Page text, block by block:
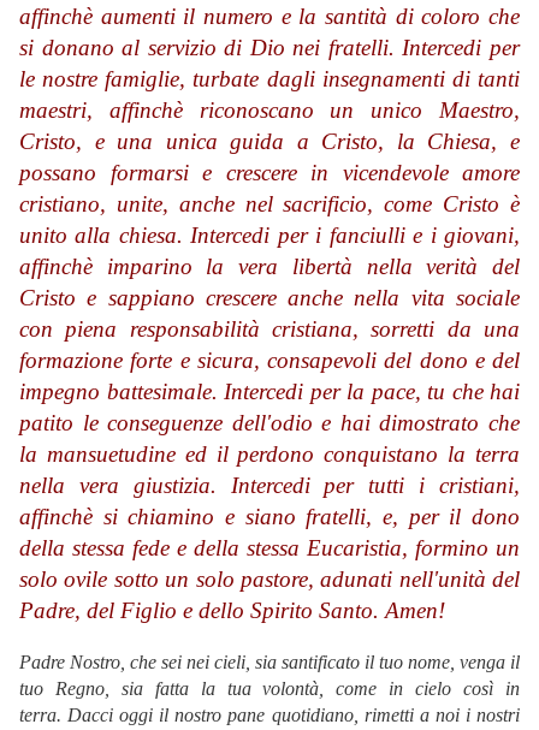
affinchè aumenti il numero e la santità di coloro che
si donano al servizio di Dio nei fratelli. Intercedi per
le nostre famiglie, turbate dagli insegnamenti di tanti
maestri, affinchè riconoscano un unico Maestro,
Cristo, e una unica guida a Cristo, la Chiesa, e
possano formarsi e crescere in vicendevole amore
cristiano, unite, anche nel sacrificio, come Cristo è
unito alla chiesa. Intercedi per i fanciulli e i giovani,
affinchè imparino la vera libertà nella verità del
Cristo e sappiano crescere anche nella vita sociale
con piena responsabilità cristiana, sorretti da una
formazione forte e sicura, consapevoli del dono e del
impegno battesimale. Intercedi per la pace, tu che hai
patito le conseguenze dell'odio e hai dimostrato che
la mansuetudine ed il perdono conquistano la terra
nella vera giustizia. Intercedi per tutti i cristiani,
affinchè si chiamino e siano fratelli, e, per il dono
della stessa fede e della stessa Eucaristia, formino un
solo ovile sotto un solo pastore, adunati nell'unità del
Padre, del Figlio e dello Spirito Santo. Amen!
Padre Nostro, che sei nei cieli, sia santificato il tuo nome, venga il
tuo Regno, sia fatta la tua volontà, come in cielo così in
terra. Dacci oggi il nostro pane quotidiano, rimetti a noi i nostri